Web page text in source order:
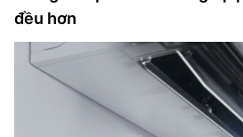
đều hơn